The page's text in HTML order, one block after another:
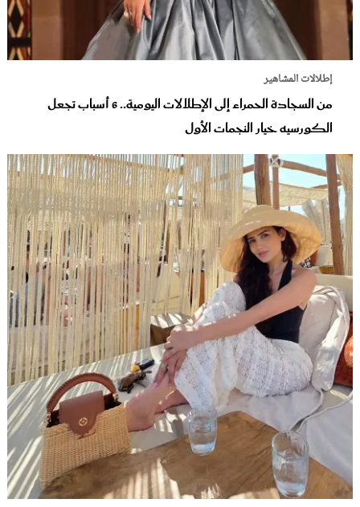
إطلالات المشاهير
من السجادة الحمراء إلى الإطلالات اليومية.. 6 أسباب تجعل
الكورسيه خيار النجمات الأول